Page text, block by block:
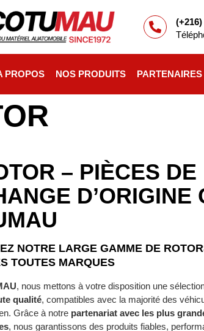
PROPOS NOS PRODUITS PARTENAIRES
– PIÈCES DE
D’ORIGINE
NOTRE LARGE GAMME DE
TOUTES MARQUES
, nous mettons à votre disposition une
qualité, compatibles avec la majorité des
Grâce à notre partenariat avec les plus
, nous garantissons des produits fiables,